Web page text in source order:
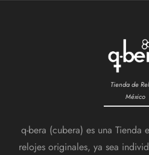
Tienda de
México
q-bera (cubera) es una Tienda
relojes originales, ya sea